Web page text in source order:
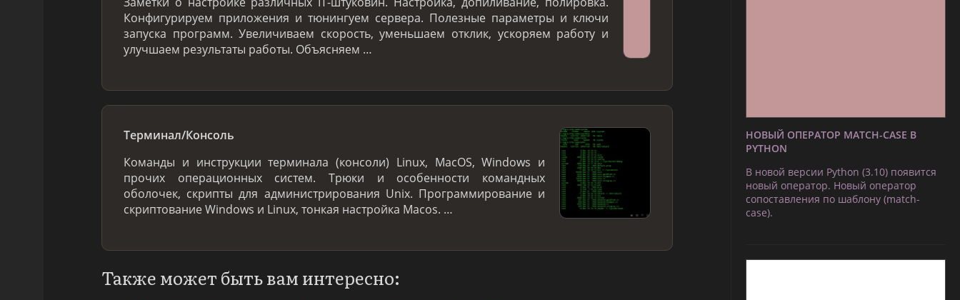
Конфигурируем приложения и тюнингуем сервера. Полезные параметры и ключи
запуска программ. Увеличиваем скорость, уменьшаем отклик, ускоряем работу и
улучшаем результаты работы. Объясняем …
Терминал/Консоль
Команды и инструкции терминала (консоли) Linux, MacOS, Windows и
прочих операционных систем. Трюки и особенности командных
оболочек, скрипты для администрирования Unix. Программирование и
скриптование Windows и Linux, тонкая настройка Macos. …
Также может быть вам интересно:
НОВЫЙ ОПЕРАТОР MATCH-CASE В
PYTHON
В новой версии Python (3.10) появится
новый оператор. Новый оператор
сопоставления по шаблону (match-
case).